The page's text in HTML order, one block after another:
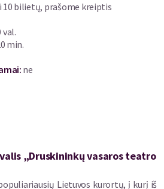
bilietų, prašome kreiptis
val.
min.
ne
„Druskininkų vasaros teatro
Lietuvos kurortų, į kurį iš